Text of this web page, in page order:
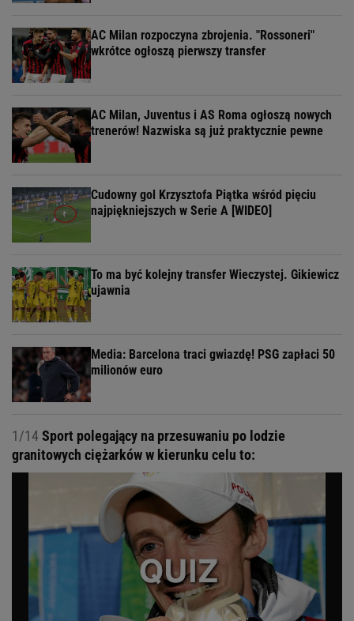
AC Milan rozpoczyna zbrojenia. "Rossoneri"
wkrótce ogłoszą pierwszy transfer
AC Milan, Juventus i AS Roma ogłoszą nowych
trenerów! Nazwiska są już praktycznie pewne
Cudowny gol Krzysztofa Piątka wśród pięciu
najpiękniejszych w Serie A [WIDEO]
To ma być kolejny transfer Wieczystej. Gikiewicz
ujawnia
Media: Barcelona traci gwiazdę! PSG zapłaci 50
milionów euro
1/14Sport polegający na przesuwaniu po lodzie
granitowych ciężarków w kierunku celu to: